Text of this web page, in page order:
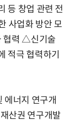
등 창업 관련 전
사업화 방안 모
협력 △신기술
적극 협력하기
에너지 연구개
산권 연구개발